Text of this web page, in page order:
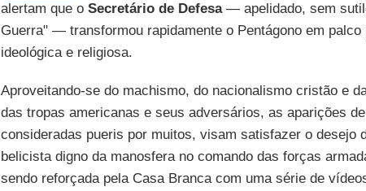
alertam que o Secretário de Defesa— apelidado, sem
Guerra" — transformou rapidamente o Pentágono em palco
ideológica e religiosa.
Aproveitando-se do machismo, do nacionalismo cristão e
das tropas americanas e seus adversários, as aparições de
consideradas pueris por muitos, visam satisfazer o desejo
belicista digno da manosfera no comando das forças
sendo reforçada pela Casa Branca com uma série de